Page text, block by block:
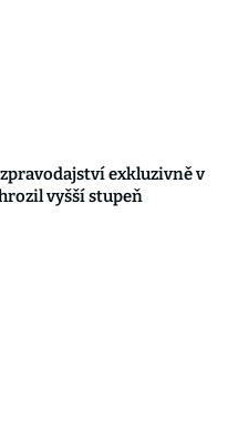
exkluzivně v
vyšší stupeň